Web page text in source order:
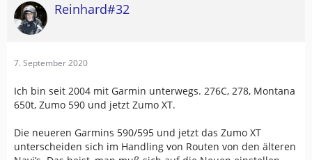
Reinhard#32
7. September 2020
Ich bin seit 2004 mit Garmin unterwegs. 276C, 278, Montana
650t, Zumo 590 und jetzt Zumo XT.
Die neueren Garmins 590/595 und jetzt das Zumo XT
unterscheiden sich im Handling von Routen von den älteren